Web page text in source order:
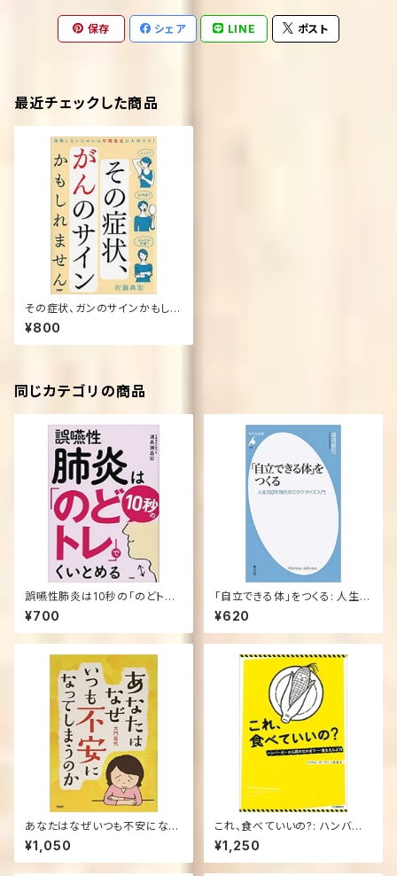
保存 シェア LINE ポスト
最近チェックした商品
その症状、ガンのサインかもしれ
ません
¥800
同じカテゴリの商品
誤嚥性肺炎は10秒の「のどトレ」
でくいとめる
¥700
「自立できる体」をつくる: 人生1
00年時代のエクササイズ入門
(平凡社新書)
¥620
あなたはなぜいつも不安になっ
てしまうのか 単行本 – 2018/1
0/1
¥1,050
これ、食べていいの?: ハンバー
ガーから森のなかまで――食を選ぶ
力 単行本 – 2015/5/25
¥1,250